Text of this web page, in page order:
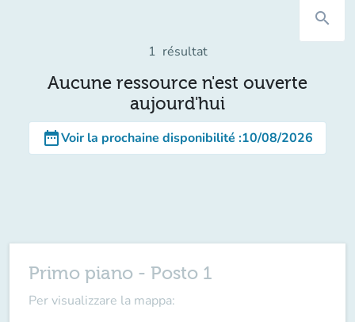
search
1 résultat
Aucune ressource n'est ouverte
aujourd'hui
date_rangeVoir la prochaine disponibilité :10/08/2026
Primo piano - Posto 1
Per visualizzare la mappa: